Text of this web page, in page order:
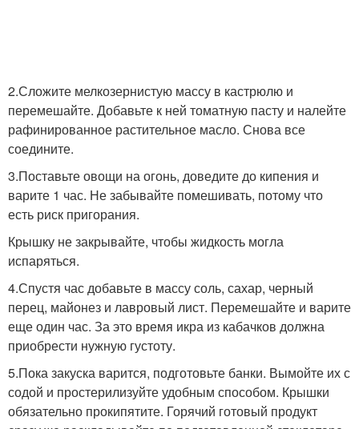
2.Сложите мелкозернистую массу в кастрюлю и
перемешайте. Добавьте к ней томатную пасту и налейте
рафинированное растительное масло. Снова все
соедините.
3.Поставьте овощи на огонь, доведите до кипения и
варите 1 час. Не забывайте помешивать, потому что
есть риск пригорания.
Крышку не закрывайте, чтобы жидкость могла
испаряться.
4.Спустя час добавьте в массу соль, сахар, черный
перец, майонез и лавровый лист. Перемешайте и варите
еще один час. За это время икра из кабачков должна
приобрести нужную густоту.
5.Пока закуска варится, подготовьте банки. Вымойте их с
содой и простерилизуйте удобным способом. Крышки
обязательно прокипятите. Горячий готовый продукт